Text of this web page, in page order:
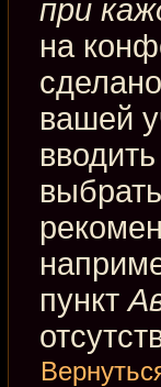
при
на
вашей
пункт